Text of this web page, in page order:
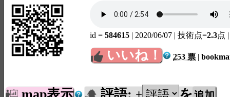
id = 584615 | 2020/06/07 | 技術点=2.3点
いいね！ 253 票 |